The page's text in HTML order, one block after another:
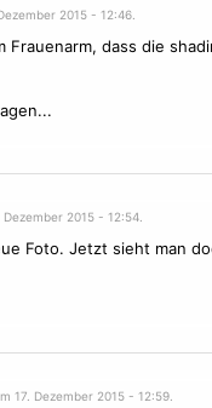
2015 - 12:46.
Frauenarm, dass die
2015 - 12:54.
Foto. Jetzt sieht man
17. Dezember 2015 - 12:59.